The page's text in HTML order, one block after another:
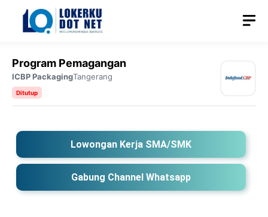
Langsung
Program Pemagangan
ICBP PackagingTangerang
Ditutup
Lowongan Kerja SMA/SMK
Gabung Channel Whatsapp